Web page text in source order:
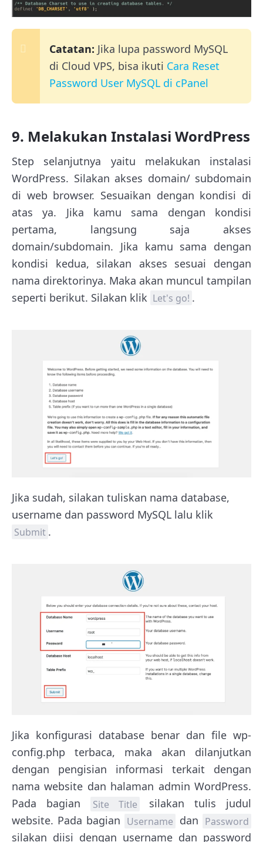
Catatan: Jika lupa password MySQL
di Cloud VPS, bisa ikuti Cara Reset
Password User MySQL di cPanel
9. Melakukan Instalasi WordPress
Step selanjutnya yaitu melakukan instalasi
WordPress. Silakan akses domain/ subdomain
di web browser. Sesuaikan dengan kondisi di
atas ya. Jika kamu sama dengan kondisi
pertama, langsung saja akses
domain/subdomain. Jika kamu sama dengan
kondisi kedua, silakan akses sesuai dengan
nama direktorinya. Maka akan muncul tampilan
seperti berikut. Silakan klik Let's go! .
Jika sudah, silakan tuliskan nama database,
username dan password MySQL lalu klik
Submit .
Jika konfigurasi database benar dan file wp-
config.php terbaca, maka akan dilanjutkan
dengan pengisian informasi terkait dengan
nama website dan halaman admin WordPress.
Pada bagian
Site Title
silakan tulis judul
website. Pada bagian Username dan Password
silakan diisi dengan username dan password